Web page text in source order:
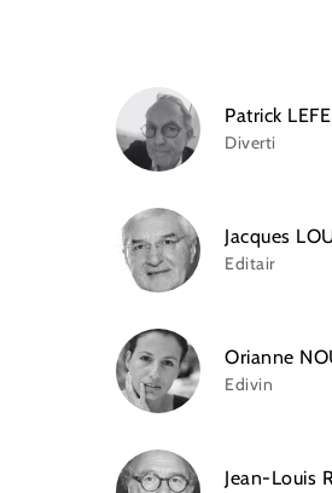
Patrick
Diverti
Jacques
Editair
Orianne
Edivin
Jean-Louis